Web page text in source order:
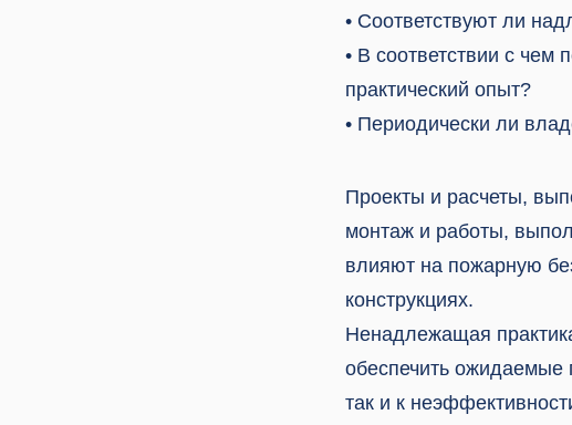
• Соответствуют ли
• В соответствии с
практический опыт?
• Периодически ли
Проекты и расчеты,
монтаж и работы,
влияют на пожарную
конструкциях.
Ненадлежащая
обеспечить ожидаемые
так и к